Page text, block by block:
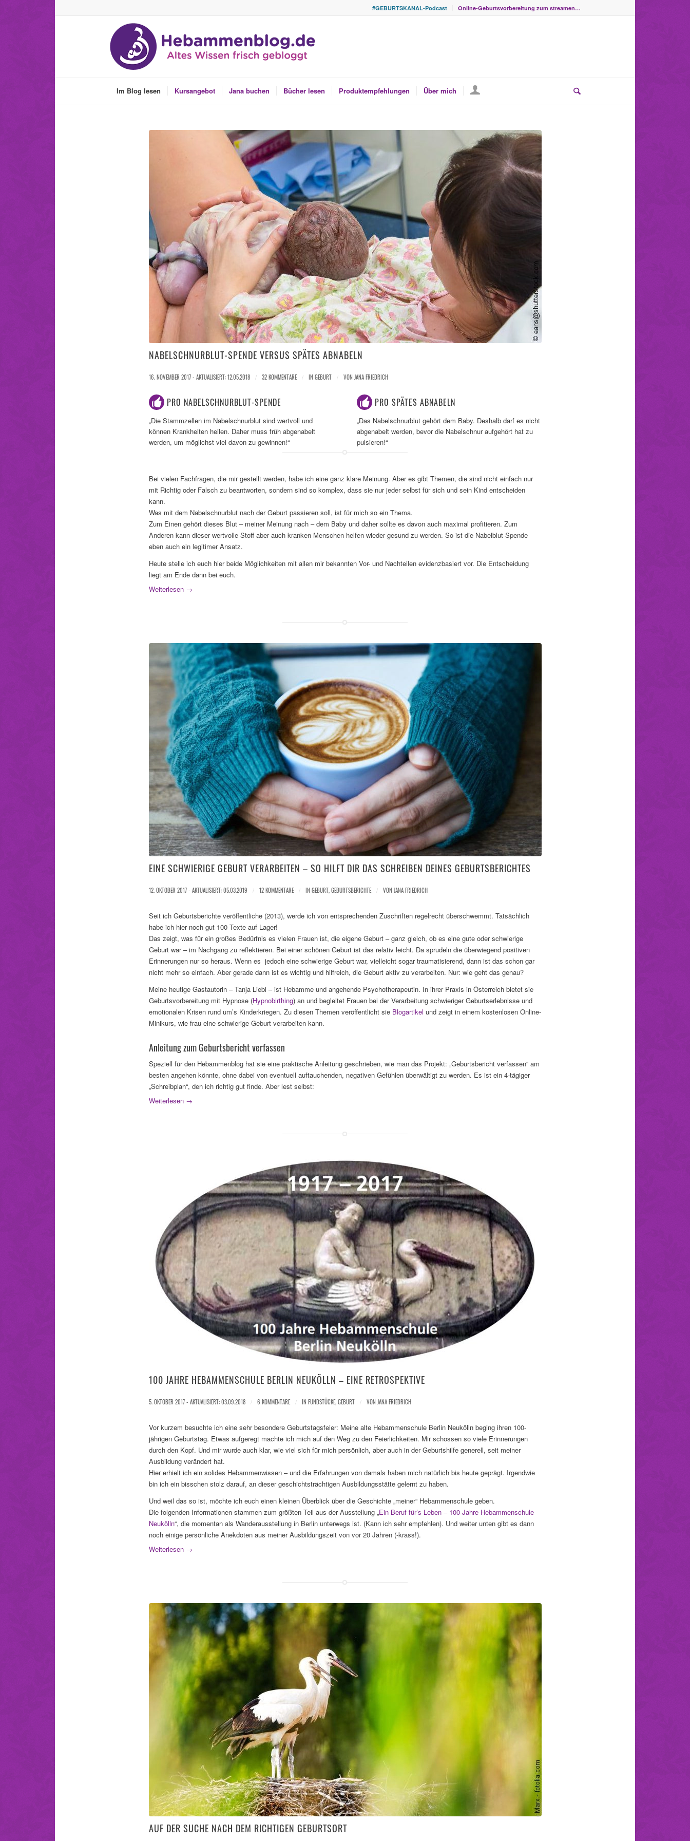
#GEBURTSKANAL-Podcast Online-Geburtsvorbereitung zum streamen…
Im Blog lesen Kursangebot Jana buchen Bücher lesen Produktempfehlungen Über mich
NABELSCHNURBLUT-SPENDE VERSUS SPÄTES ABNABELN
16. NOVEMBER 2017 - AKTUALISIERT: 12.05.2018 / 32 KOMMENTARE / IN GEBURT / VON JANA FRIEDRICH
PRO NABELSCHNURBLUT-SPENDE
„Die Stammzellen im Nabelschnurblut sind wertvoll und
können Krankheiten heilen. Daher muss früh abgenabelt
werden, um möglichst viel davon zu gewinnen!“
PRO SPÄTES ABNABELN
„Das Nabelschnurblut gehört dem Baby. Deshalb darf es nicht
abgenabelt werden, bevor die Nabelschnur aufgehört hat zu
pulsieren!“
Bei vielen Fachfragen, die mir gestellt werden, habe ich eine ganz klare Meinung. Aber es gibt Themen, die sind nicht einfach nur
mit Richtig oder Falsch zu beantworten, sondern sind so komplex, dass sie nur jeder selbst für sich und sein Kind entscheiden
kann.
Was mit dem Nabelschnurblut nach der Geburt passieren soll, ist für mich so ein Thema.
Zum Einen gehört dieses Blut – meiner Meinung nach – dem Baby und daher sollte es davon auch maximal profitieren. Zum
Anderen kann dieser wertvolle Stoff aber auch kranken Menschen helfen wieder gesund zu werden. So ist die Nabelblut-Spende
eben auch ein legitimer Ansatz.
Heute stelle ich euch hier beide Möglichkeiten mit allen mir bekannten Vor- und Nachteilen evidenzbasiert vor. Die Entscheidung
liegt am Ende dann bei euch.
Weiterlesen→
EINE SCHWIERIGE GEBURT VERARBEITEN – SO HILFT DIR DAS SCHREIBEN DEINES GEBURTSBERICHTES
12. OKTOBER 2017 - AKTUALISIERT: 05.03.2019 / 12 KOMMENTARE / IN GEBURT,GEBURTSBERICHTE / VON JANA FRIEDRICH
Seit ich Geburtsberichte veröffentliche (2013), werde ich von entsprechenden Zuschriften regelrecht überschwemmt. Tatsächlich
habe ich hier noch gut 100 Texte auf Lager!
Das zeigt, was für ein großes Bedürfnis es vielen Frauen ist, die eigene Geburt – ganz gleich, ob es eine gute oder schwierige
Geburt war – im Nachgang zu reflektieren. Bei einer schönen Geburt ist das relativ leicht. Da sprudeln die überwiegend positiven
Erinnerungen nur so heraus. Wenn es jedoch eine schwierige Geburt war, vielleicht sogar traumatisierend, dann ist das schon gar
nicht mehr so einfach. Aber gerade dann ist es wichtig und hilfreich, die Geburt aktiv zu verarbeiten. Nur: wie geht das genau?
Meine heutige Gastautorin – Tanja Liebl – ist Hebamme und angehende Psychotherapeutin. In ihrer Praxis in Österreich bietet sie
Geburtsvorbereitung mit Hypnose (Hypnobirthing) an und begleitet Frauen bei der Verarbeitung schwieriger Geburtserlebnisse und
emotionalen Krisen rund um’s Kinderkriegen. Zu diesen Themen veröffentlicht sie Blogartikel und zeigt in einem kostenlosen Online-
Minikurs, wie frau eine schwierige Geburt verarbeiten kann.
Anleitung zum Geburtsbericht verfassen
Speziell für den Hebammenblog hat sie eine praktische Anleitung geschrieben, wie man das Projekt: „Geburtsbericht verfassen“ am
besten angehen könnte, ohne dabei von eventuell auftauchenden, negativen Gefühlen überwältigt zu werden. Es ist ein 4-tägiger
„Schreibplan“, den ich richtig gut finde. Aber lest selbst:
Weiterlesen→
100 JAHRE HEBAMMENSCHULE BERLIN NEUKÖLLN – EINE RETROSPEKTIVE
5. OKTOBER 2017 - AKTUALISIERT: 03.09.2018 / 6 KOMMENTARE / IN FUNDSTÜCKE,GEBURT / VON JANA FRIEDRICH
Vor kurzem besuchte ich eine sehr besondere Geburtstagsfeier: Meine alte Hebammenschule Berlin Neukölln beging ihren 100-
jährigen Geburtstag. Etwas aufgeregt machte ich mich auf den Weg zu den Feierlichkeiten. Mir schossen so viele Erinnerungen
durch den Kopf. Und mir wurde auch klar, wie viel sich für mich persönlich, aber auch in der Geburtshilfe generell, seit meiner
Ausbildung verändert hat.
Hier erhielt ich ein solides Hebammenwissen – und die Erfahrungen von damals haben mich natürlich bis heute geprägt. Irgendwie
bin ich ein bisschen stolz darauf, an dieser geschichtsträchtigen Ausbildungsstätte gelernt zu haben.
Und weil das so ist, möchte ich euch einen kleinen Überblick über die Geschichte „meiner“ Hebammenschule geben.
Die folgenden Informationen stammen zum größten Teil aus der Ausstellung „Ein Beruf für’s Leben – 100 Jahre Hebammenschule
Neukölln“, die momentan als Wanderausstellung in Berlin unterwegs ist. (Kann ich sehr empfehlen). Und weiter unten gibt es dann
noch einige persönliche Anekdoten aus meiner Ausbildungszeit von vor 20 Jahren (-krass!).
Weiterlesen→
AUF DER SUCHE NACH DEM RICHTIGEN GEBURTSORT